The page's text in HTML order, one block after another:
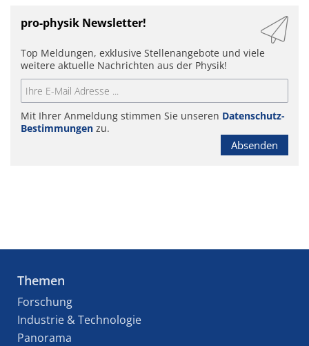
pro-physik Newsletter!
Top Meldungen, exklusive Stellenangebote und viele
weitere aktuelle Nachrichten aus der Physik!
Mit Ihrer Anmeldung stimmen Sie unseren Datenschutz-
Bestimmungen zu.
Absenden
Themen
Forschung
Industrie & Technologie
Panorama